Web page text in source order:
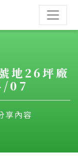
地26坪廠
07
享內容